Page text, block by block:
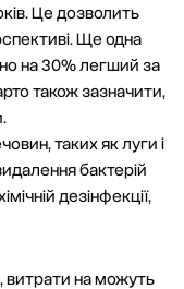
Це дозволить
Ще одна
на 30% легший за
також зазначити,
таких як луги і
бактерій
дезінфекції,
витрати на можуть